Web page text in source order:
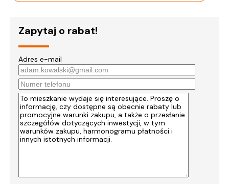
Zapytaj o rabat!
Adres e-mail